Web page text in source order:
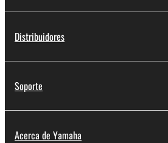
Distribuidores
Soporte
Acerca de Yamaha